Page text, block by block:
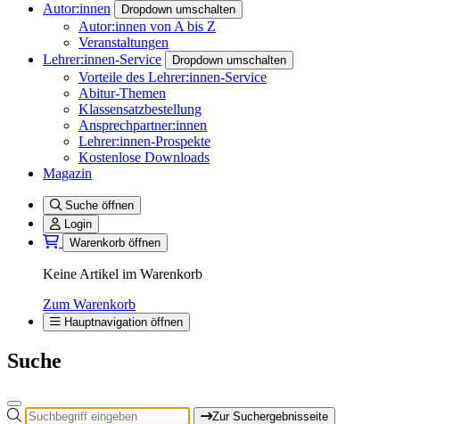
Autor:innen
Dropdown umschalten
Autor:innen von A bis Z
Veranstaltungen
Lehrer:innen-Service
Dropdown umschalten
Vorteile des Lehrer:innen-Service
Abitur-Themen
Klassensatzbestellung
Ansprechpartner:innen
Lehrer:innen-Prospekte
Kostenlose Downloads
Magazin
Suche öffnen
Login
Warenkorb öffnen
Keine Artikel im Warenkorb
Zum Warenkorb
Hauptnavigation öffnen
Suche
Zur Suchergebnisseite